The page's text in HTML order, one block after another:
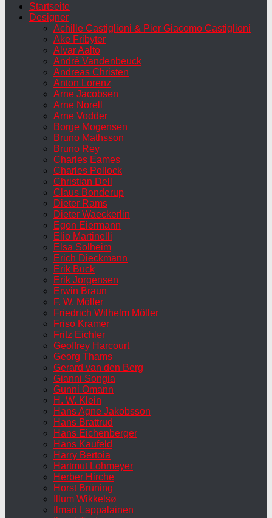
Startseite
Designer
Achille Castiglioni & Pier Giacomo Castiglioni
Ake Fribyter
Alvar Aalto
André Vandenbeuck
Andreas Christen
Anton Lorenz
Arne Jacobsen
Arne Norell
Arne Vodder
Borge Mogensen
Bruno Mathsson
Bruno Rey
Charles Eames
Charles Pollock
Christian Dell
Claus Bonderup
Dieter Rams
Dieter Waeckerlin
Egon Eiermann
Elio Martinelli
Elsa Solheim
Erich Dieckmann
Erik Buck
Erik Jorgensen
Erwin Braun
F. W. Möller
Friedrich Wilhelm Möller
Friso Kramer
Fritz Eichler
Geoffrey Harcourt
Georg Thams
Gerard van den Berg
Gianni Songia
Gunni Omann
H. W. Klein
Hans Agne Jakobsson
Hans Brattrud
Hans Eichenberger
Hans Kaufeld
Harry Bertoia
Hartmut Lohmeyer
Herber Hirche
Horst Brüning
Illum Wikkelsø
Ilmari Lappalainen